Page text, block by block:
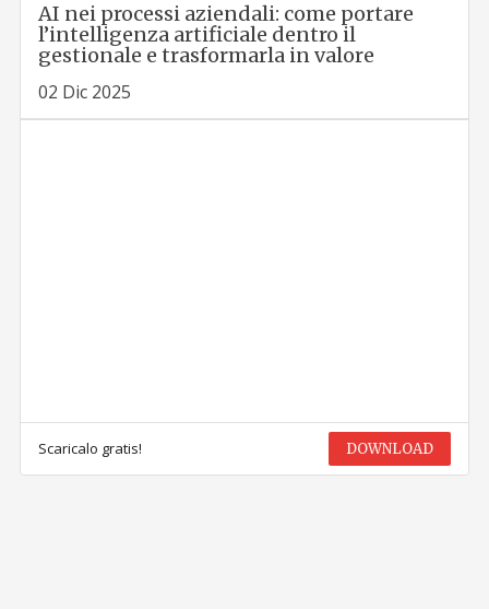
AI nei processi aziendali: come portare
l’intelligenza artificiale dentro il
gestionale e trasformarla in valore
02 Dic 2025
Scaricalo gratis! DOWNLOAD